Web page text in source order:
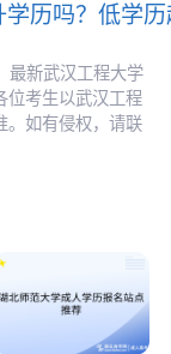
历吗？低学
最新武汉工程大学
位考生以武汉工程
。如有侵权，请联